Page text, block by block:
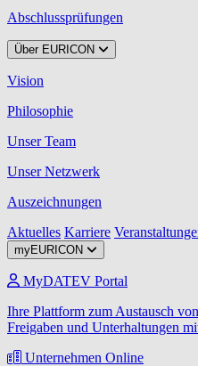
Abschlussprüfungen
Über EURICON
Vision
Philosophie
Unser Team
Unser Netzwerk
Auszeichnungen
Aktuelles Karriere
myEURICON
MyDATEV Portal
Ihre Plattform zum Austausch
Freigaben und Unterhaltungen
Unternehmen Online